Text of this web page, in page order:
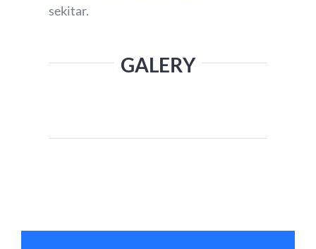
sekitar.
GALERY